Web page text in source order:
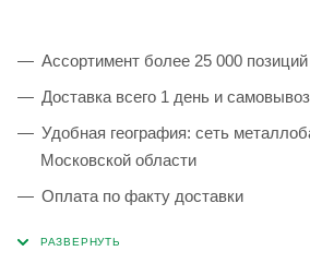
Ассортимент более 25 000
Доставка всего 1 день и
Удобная география: сеть
Московской области
Оплата по факту доставки